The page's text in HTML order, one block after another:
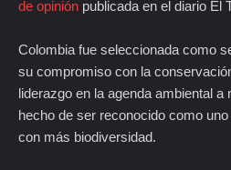
de opinión publicada en el diario El
Colombia fue seleccionada como
su compromiso con la
liderazgo en la agenda ambiental
hecho de ser reconocido como
con más biodiversidad.